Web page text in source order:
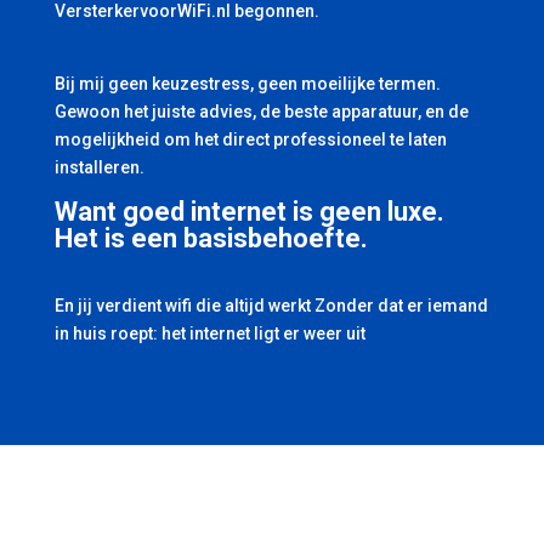
VersterkervoorWiFi.nl begonnen.
Bij mij geen keuzestress, geen moeilijke termen.
Gewoon het juiste advies, de beste apparatuur, en de
mogelijkheid om het direct professioneel te laten
installeren.
Want goed internet is geen luxe.
Het is een basisbehoefte.
En jij verdient wifi die altijd werkt Zonder dat er iemand
in huis roept: het internet ligt er weer uit